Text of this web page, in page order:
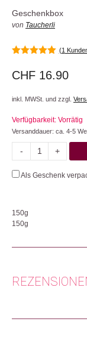
Geschenkbox
von Taucherli
(1
CHF 16.90
inkl. MWSt. und zzgl.
Verfügbarkeit: Vorrätig
Versanddauer: ca. 4-5
-
World
+
Als Geschenk
150g
150g
Diese Riegelbox
entscheiden kannst.
Milchschokolade mit
Pop Rocks, Milch:
Herkunft: Schweiz